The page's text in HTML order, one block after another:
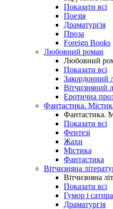
Показати всі
Поезія
Драматургія
Проза
Foreign Books
Любовний роман
Любовний
Показати всі
Закордонний
Вітчизняний
Еротична
Фантастика.
Фантастика.
Показати всі
Фентезі
Жахи
Містика
Фантастика
Вітчизняна
Вітчизняна
Показати всі
Гумор і сатира
Драматургія